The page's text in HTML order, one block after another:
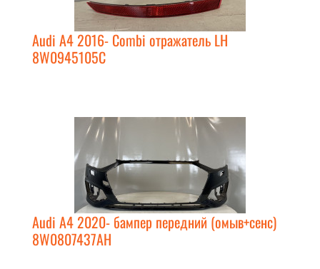
Audi A4 2016- Combi отражатель LH
8W0945105C
Audi A4 2020- бампер передний (омыв+сенс)
8W0807437AH